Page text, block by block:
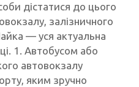
дістатися до цього
залізничного
— уся актуальна
1. Автобусом або
автовокзалу
яким зручно